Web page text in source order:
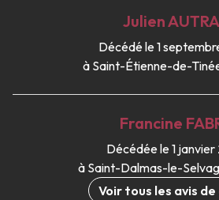
Julien
Décédé le 1
à Saint-Étienne-de-
Francine
Décédée le 1
à Saint-Dalmas-le-
Voir tous les avis de